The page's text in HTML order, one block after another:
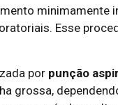
minimamente
Esse
por punção
grossa,